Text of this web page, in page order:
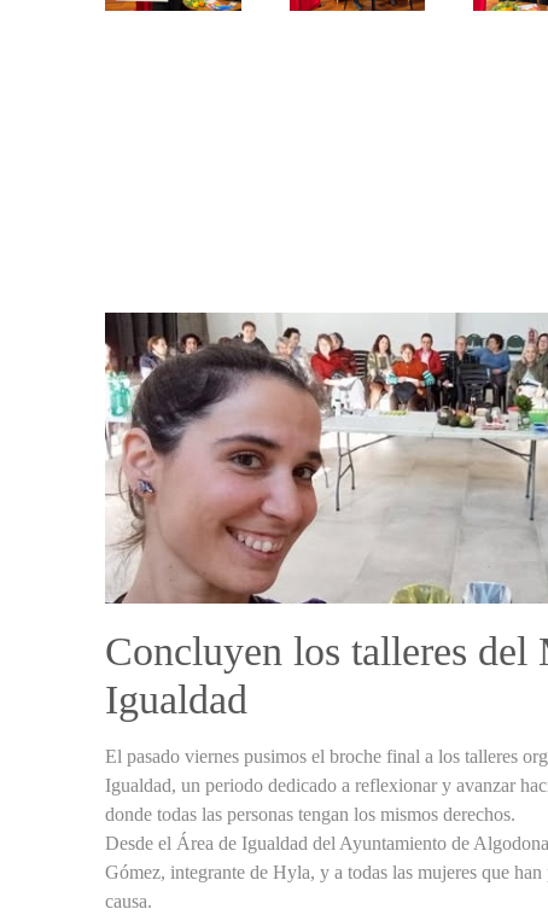
Concluyen los talleres del
Igualdad
El pasado viernes pusimos el broche final a los talleres
Igualdad, un periodo dedicado a reflexionar y avanzar
donde todas las personas tengan los mismos derechos.
Desde el Área de Igualdad del Ayuntamiento de
Gómez, integrante de Hyla, y a todas las mujeres que
causa.